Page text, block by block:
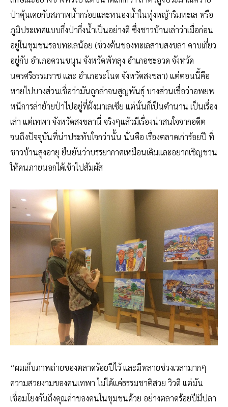
ป่าคุ้นเคยกับสภาพน้ำกร่อยและหนองน้ำในทุ่งหญ้าริมทะเล หรือ
ภูมิประเทศแบบกึ่งป่ากึ่งน้ำเป็นอย่างดี ซึ่งชาวบ้านเล่าว่าเมื่อก่อน
อยู่ในชุมชนรอบทะเลน้อย (ช่วงต้นของทะเลสาบสงขลา คาบเกี่ยว
อยู่กับ อำเภอควนขนุน จังหวัดพัทลุง อำเภอชะอวด จังหวัด
นครศรีธรรมราช และ อำเภอระโนด จังหวัดสงขลา) แต่ตอนนี้คือ
หายไปบางส่วนเชื่อว่ามันถูกล่าจนสูญพันธุ์ บางส่วนเชื่อว่าอพยพ
หนีการล่าย้ายป่าไปอยู่ที่ฝั่งมาเลเซีย แต่นั่นก็เป็นตำนาน เป็นเรื่อง
เล่า แต่เทพา จังหวัดสงขลานี่ จริงๆแล้วมีเรื่องน่าสนใจจากอดีต
จนถึงปัจจุบันที่น่าประทับใจกว่านั้น นั่นคือ เรื่องตลาดเก่าร้อยปี ที่
ชาวบ้านสูงอายุ ยืนยันว่าบรรยากาศเหมือนเดิมและอยากเชิญชวน
ให้คนภายนอกได้เข้าไปสัมผัส
“ผมเก็บภาพถ่ายของตลาดร้อยปีไว้ และมีหลายช่วงเวลามากๆ
ความสวยงามของคนเทพา ไม่ได้แค่ธรรมชาติสวย วิวดี แต่มัน
เชื่อมโยงกันถึงคุณค่าของคนในชุมชนด้วย อย่างตลาดร้อยปีมีปลา